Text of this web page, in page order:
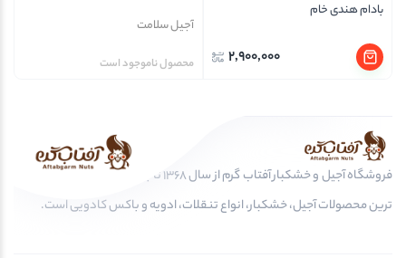
بادام هندی خام
2,900,000
آجیل سلامت
محصول ناموجود است
فروشگاه آجیل و خشکبار آفتاب گرم از سال 1368 تا به امروز، عرضه کننده مرغوب
ترین محصولات آجیل، خشکبار، انواع تنقلات، ادویه و باکس کادویی است.